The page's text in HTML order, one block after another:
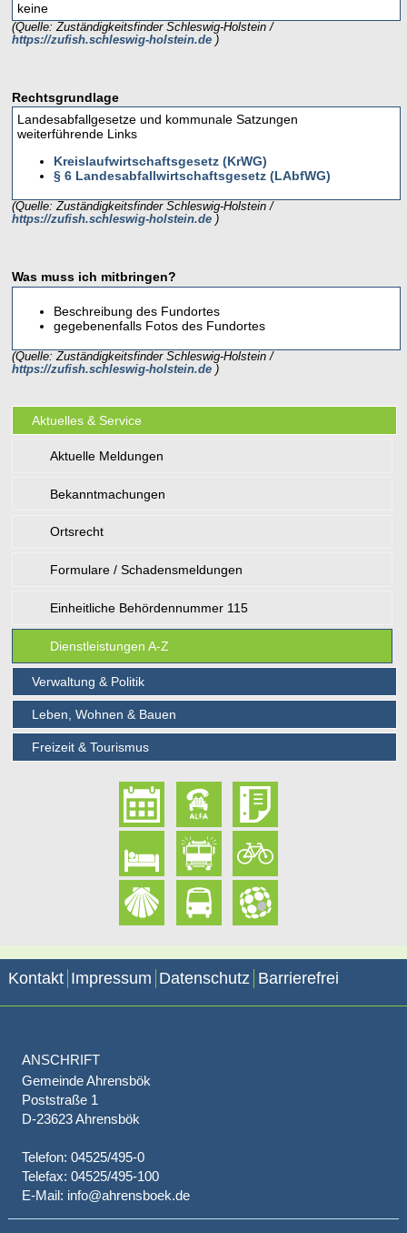
keine
(Quelle: Zuständigkeitsfinder Schleswig-Holstein /
https://zufish.schleswig-holstein.de )
Rechtsgrundlage
Landesabfallgesetze und kommunale Satzungen
weiterführende Links
Kreislaufwirtschaftsgesetz (KrWG)
§ 6 Landesabfallwirtschaftsgesetz (LAbfWG)
(Quelle: Zuständigkeitsfinder Schleswig-Holstein /
https://zufish.schleswig-holstein.de )
Was muss ich mitbringen?
Beschreibung des Fundortes
gegebenenfalls Fotos des Fundortes
(Quelle: Zuständigkeitsfinder Schleswig-Holstein /
https://zufish.schleswig-holstein.de )
Aktuelles & Service
Aktuelle Meldungen
Bekanntmachungen
Ortsrecht
Formulare / Schadensmeldungen
Einheitliche Behördennummer 115
Dienstleistungen A-Z
Verwaltung & Politik
Leben, Wohnen & Bauen
Freizeit & Tourismus
Kontakt Impressum Datenschutz Barrierefrei
ANSCHRIFT
Gemeinde Ahrensbök
Poststraße 1
D-23623 Ahrensbök
Telefon: 04525/495-0
Telefax: 04525/495-100
E-Mail: info@ahrensboek.de